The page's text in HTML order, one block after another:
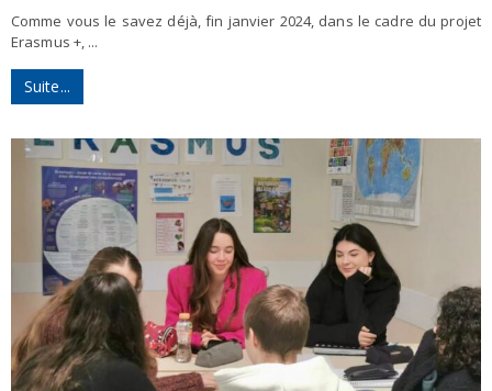
Comme vous le savez déjà, fin janvier 2024, dans le cadre du projet
Erasmus +, ...
Suite...